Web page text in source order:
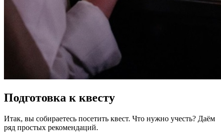
Подготовка к квесту
Итак, вы собираетесь посетить квест. Что нужно учесть? Даём
ряд простых рекомендаций.